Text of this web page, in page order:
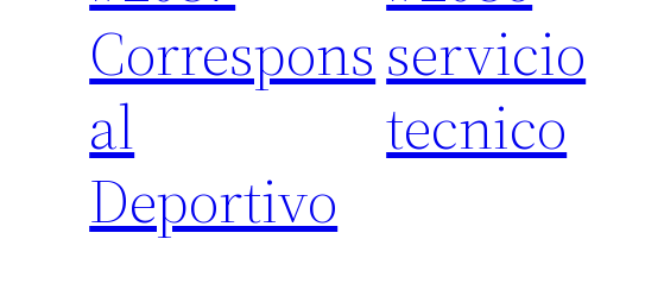
Correspons
al
Deportivo
servicio
tecnico